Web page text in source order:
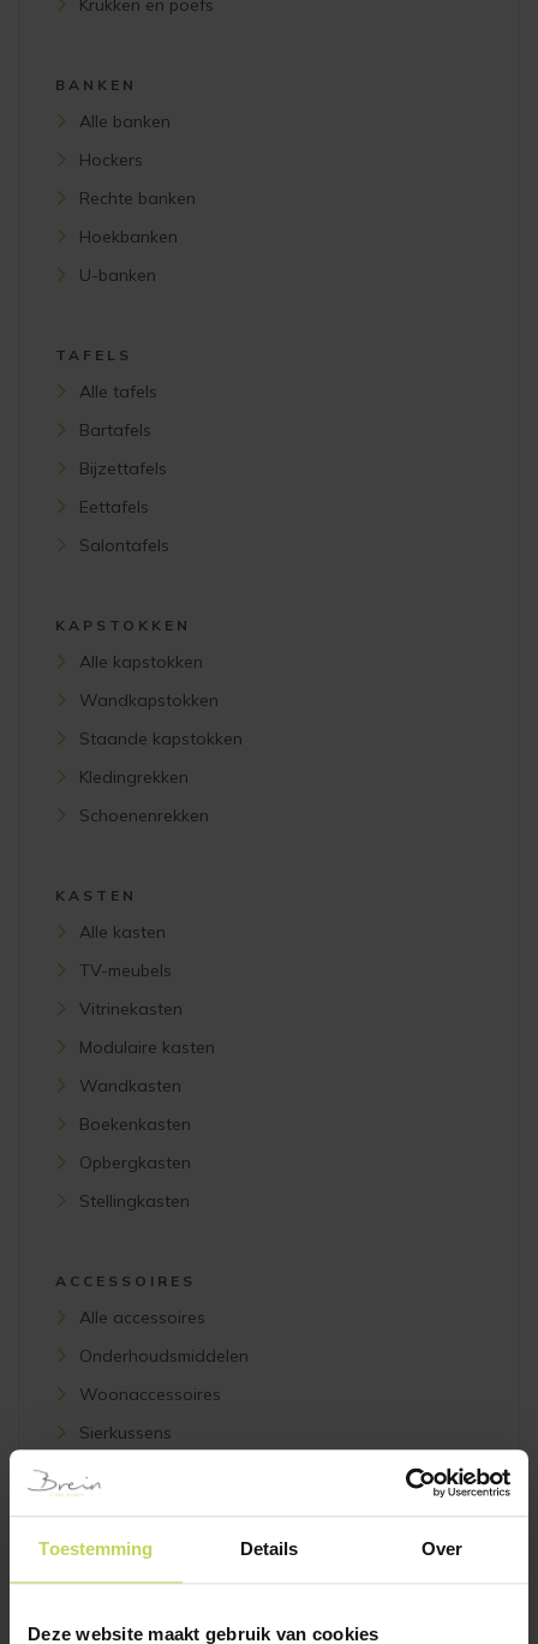
Toestemming Details Over
Deze website maakt gebruik van cookies
Krukken en poefs
BANKEN
Alle banken
Hockers
Rechte banken
Hoekbanken
U-banken
TAFELS
Alle tafels
Bartafels
Bijzettafels
Eettafels
Salontafels
KAPSTOKKEN
Alle kapstokken
Wandkapstokken
Staande kapstokken
Kledingrekken
Schoenenrekken
KASTEN
Alle kasten
TV-meubels
Vitrinekasten
Modulaire kasten
Wandkasten
Boekenkasten
Opbergkasten
Stellingkasten
ACCESSOIRES
Alle accessoires
Onderhoudsmiddelen
Woonaccessoires
Sierkussens
VERLICHTING
Alle verlichting
Tafellampen